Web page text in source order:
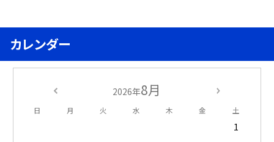
カレンダー
2026年8月
日 月 火 水 木 金 土
1